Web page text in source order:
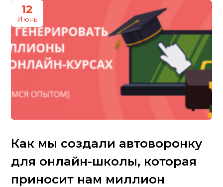
12
Июнь
Как мы создали автоворонку
для онлайн-школы, которая
приносит нам миллион